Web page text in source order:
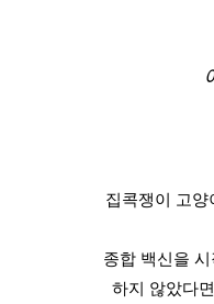
집콕쟁이 고양
종합 백신을
하지 않았다